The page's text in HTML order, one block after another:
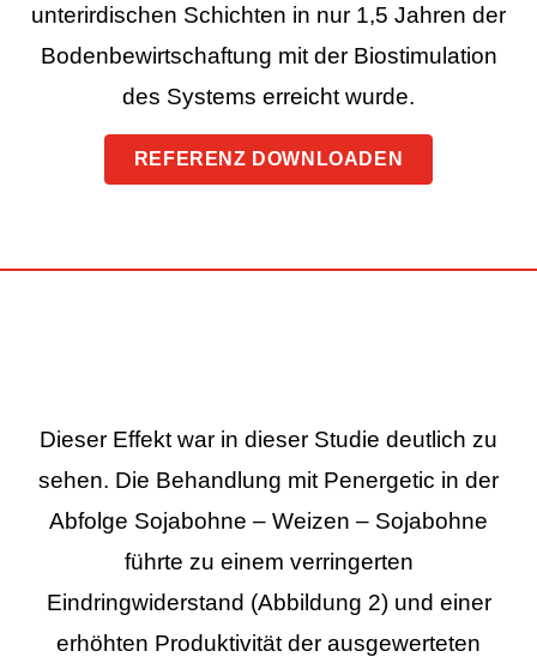
unterirdischen Schichten in nur 1,5 Jahren der
Bodenbewirtschaftung mit der Biostimulation
des Systems erreicht wurde.
REFERENZ DOWNLOADEN
Dieser Effekt war in dieser Studie deutlich zu
sehen. Die Behandlung mit Penergetic in der
Abfolge Sojabohne – Weizen – Sojabohne
führte zu einem verringerten
Eindringwiderstand (Abbildung 2) und einer
erhöhten Produktivität der ausgewerteten